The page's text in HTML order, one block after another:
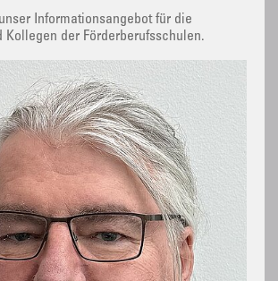
Informationsangebot für die
Kollegen der Förderberufsschulen.